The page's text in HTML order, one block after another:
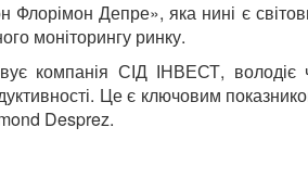
Флорімон Депре», яка нині є
моніторингу ринку.
компанія СІД ІНВЕСТ, володіє
Це є ключовим
Desprez.